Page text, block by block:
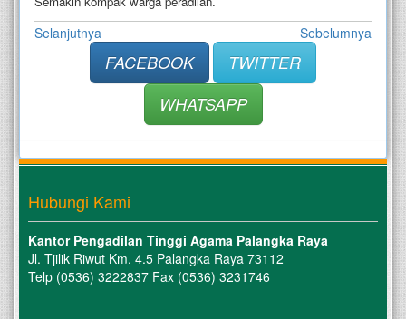
Selanjutnya Sebelumnya
FACEBOOK
TWITTER
WHATSAPP
Hubungi Kami
Kantor Pengadilan Tinggi Agama Palangka Raya
Jl. Tjilik Riwut Km. 4.5 Palangka Raya 73112
Telp (0536) 3222837 Fax (0536) 3231746